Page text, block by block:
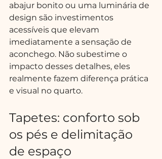
abajur bonito ou uma luminária de
design são investimentos
acessíveis que elevam
imediatamente a sensação de
aconchego. Não subestime o
impacto desses detalhes, eles
realmente fazem diferença prática
e visual no quarto.
Tapetes: conforto sob
os pés e delimitação
de espaço